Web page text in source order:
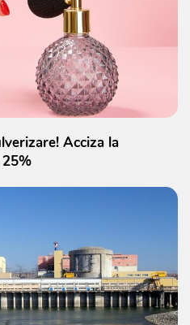
Acciza la